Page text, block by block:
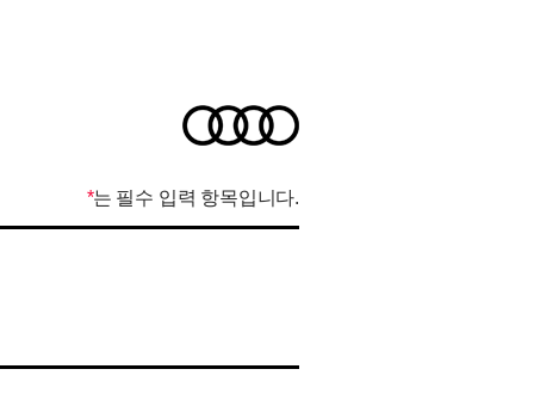
*는 필수 입력 항목입니다.